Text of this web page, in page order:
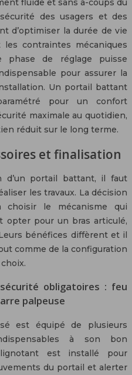
fluide et sans à-coups du
des usagers et des
d’optimiser la durée de vie
contraintes mécaniques
phase de réglage puisse
pour assurer la
Un portail battant
pour un confort
maximale au quotidien,
réduit sur le long terme.
et finalisation
d’un portail battant, il faut
les travaux. La décision
choisir le mécanisme qui
opter pour un bras articulé,
bénéfices diffèrent et il
comme de la configuration
obligatoires : feu
palpeuse
est équipé de plusieurs
à son bon
est installé pour
du portail et alerter